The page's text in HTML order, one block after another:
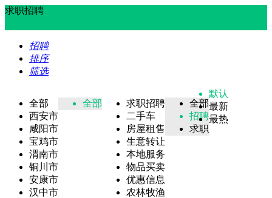
求职招聘
招聘
排序
筛选
全部
西安市
咸阳市
宝鸡市
渭南市
铜川市
安康市
汉中市
全部
求职招聘
二手车
房屋租售
生意转让
本地服务
物品买卖
优惠信息
农林牧渔
全部
招聘
求职
默认
最新
最热